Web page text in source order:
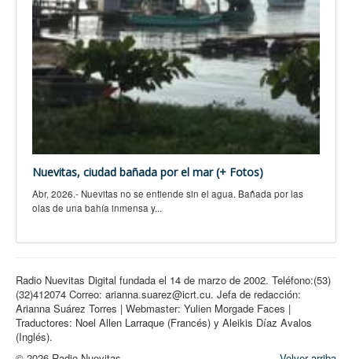
Nuevitas, ciudad bañada por el mar (+ Fotos)
Abr, 2026.- Nuevitas no se entiende sin el agua. Bañada por las
olas de una bahía inmensa y...
Radio Nuevitas Digital fundada el 14 de marzo de 2002. Teléfono:(53)
(32)412074 Correo: arianna.suarez@icrt.cu. Jefa de redacción:
Arianna Suárez Torres | Webmaster: Yulien Morgade Faces |
Traductores: Noel Allen Larraque (Francés) y Aleikis Díaz Avalos
(Inglés).